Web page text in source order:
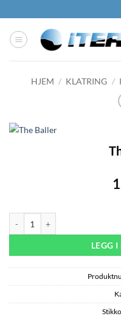
to
content
HJEM / KLATRING /
LEGG